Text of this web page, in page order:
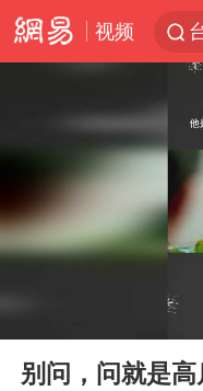
视频
Play
别问，问就是